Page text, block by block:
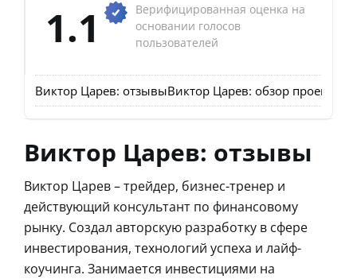
1.1
Верифицированная оценка на
основании голосов
пользователей
Виктор Царев: отзывыВиктор Царев: обзор проекта
Виктор Царев: отзывы
Виктор Царев – трейдер, бизнес-тренер и
действующий консультант по финансовому
рынку. Создал авторскую разработку в сфере
инвестирования, технологий успеха и лайф-
коучинга. Занимается инвестициями на